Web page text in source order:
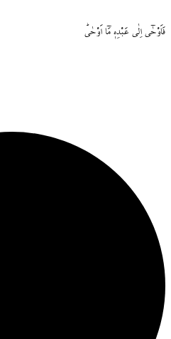
فَاَوْحٰٓى
اِلٰى عَبْدِه۪ مَٓا اَوْحٰىۜ